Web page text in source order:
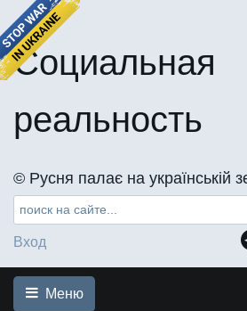
Социальная
реальность
©️ Русня палає на українській
Вход
Меню